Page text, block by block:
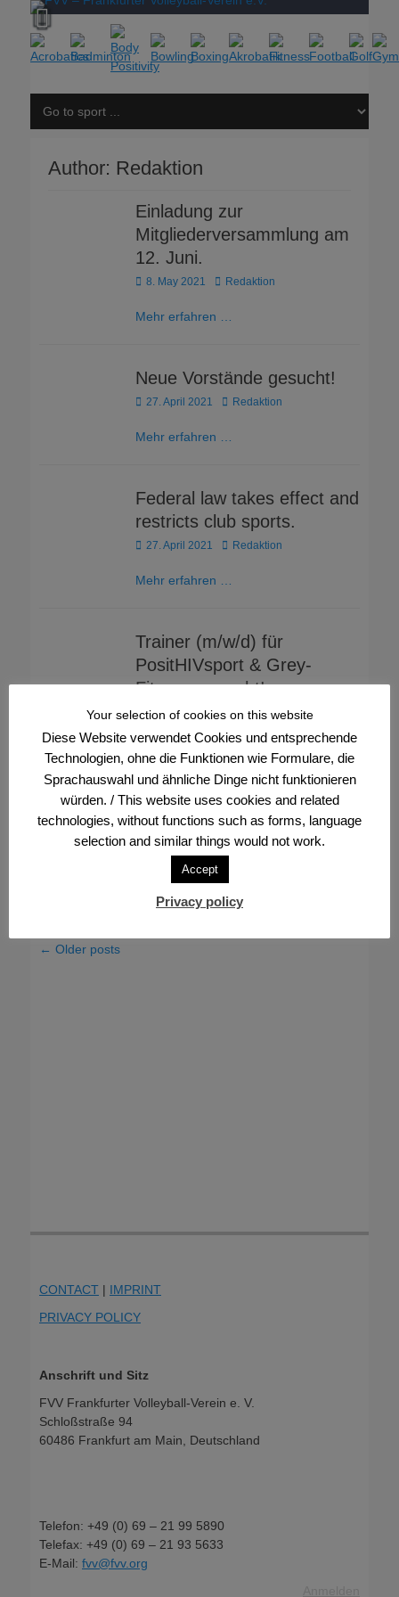
Author: Redaktion
Einladung zur
Mitgliederversammlung am
12. Juni.
Posted
8. May 2021 Author
Redaktion
Mehr erfahren …
Neue Vorstände gesucht!
Posted
27. April 2021 Author
Redaktion
Mehr erfahren …
Federal law takes effect and
restricts club sports.
Posted
27. April 2021 Author
Redaktion
Mehr erfahren …
Trainer (m/w/d) für
PositHIVsport & Grey-
Fitness gesucht!
Posted
22. March 2021 Author
Redaktion
Mehr erfahren …
Join the big FVV Easter egg
craft challenge.
22. February 2021
Post
← Older posts
CONTACT | IMPRINT
PRIVACY POLICY
Anschrift und Sitz
FVV Frankfurter Volleyball-Verein e. V.
Schloßstraße 94
60486 Frankfurt am Main, Deutschland
Telefon: +49 (0) 69 – 21 99 5890
Telefax: +49 (0) 69 – 21 93 5633
E-Mail: fvv@fvv.org
Your selection of cookies on this website
Diese Website verwendet Cookies und entsprechende
Technologien, ohne die Funktionen wie Formulare, die
Sprachauswahl und ähnliche Dinge nicht funktionieren
würden. / This website uses cookies and related
technologies, without functions such as forms, language
selection and similar things would not work.
Accept
Privacy policy